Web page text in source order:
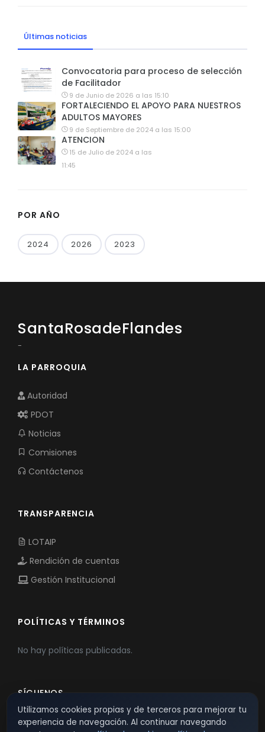
Últimas noticias
Convocatoria para proceso de selección
de Facilitador
9 de Junio de 2026 a las 15:10
FORTALECIENDO EL APOYO PARA NUESTROS
ADULTOS MAYORES
9 de Septiembre de 2024 a las 15:00
ATENCION
15 de Julio de 2024 a las
11:45
POR AÑO
2024 2026 2023
SantaRosadeFlandes
-
LA PARROQUIA
Autoridad
PDOT
Noticias
Comisiones
Contáctenos
TRANSPARENCIA
LOTAIP
Rendición de cuentas
Gestión Institucional
POLÍTICAS Y TÉRMINOS
No hay políticas publicadas.
SÍGUENOS
Utilizamos cookies propias y de terceros para mejorar tu
experiencia de navegación. Al continuar navegando